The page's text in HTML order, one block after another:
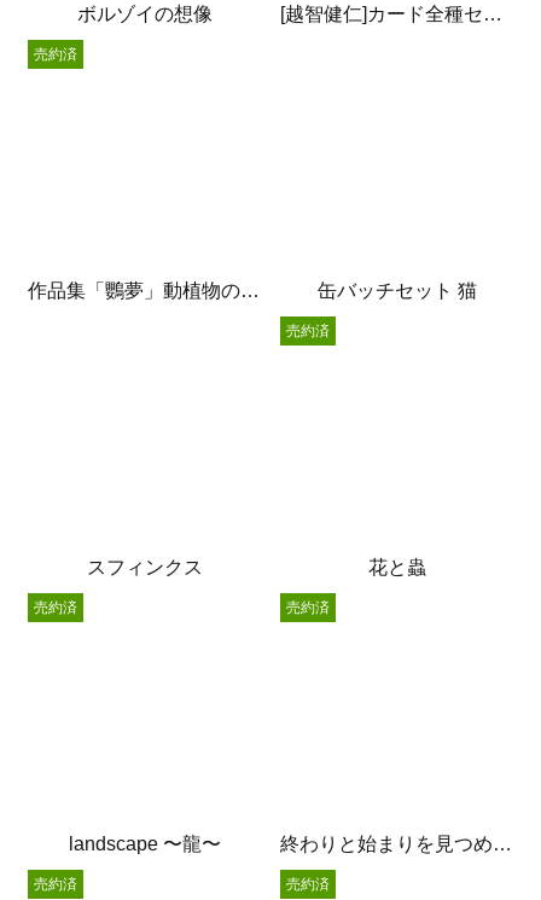
ボルゾイの想像 [越智健仁]カード全種セット
作品集「鸚夢」動植物の世界
売約済
缶バッチセット 猫
スフィンクス 花と蟲
売約済
landscape 〜龍〜
売約済
終わりと始まりを見つめる猫
売約済
売約済 売約済